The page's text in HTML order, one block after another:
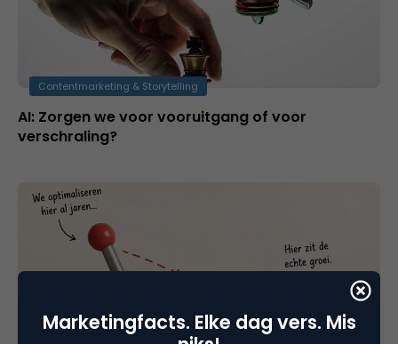
Contentmarketing & Storytelling
AI: Zorgen we voor vooruitgang of voor
verschraling?
Marketingfacts. Elke dag vers. Mis